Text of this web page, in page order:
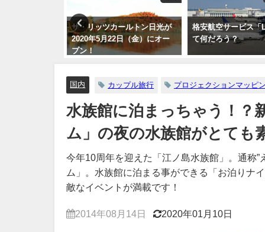
格安航空サービス「LCC」っ
て何だろう？
海外旅行で病気にな
どうする？プロのツ
国内 カップル旅行 プロジェクションマッピ
水族館に泊まっちゃう！？
ム」の夜の水族館がとても
今年10周年を迎えた「江ノ島水族館」。通称
ム」。水族館に泊まる事ができる「お泊りナ
敵なイベントが満載です！
2014年08月14日 2020年01月10日